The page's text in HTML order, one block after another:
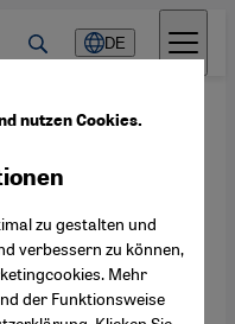
DE
·14.11.2020
Die
der
nutzen Cookies.
zu gestalten und
verbessern zu können,
Mehr
der Funktionsweise